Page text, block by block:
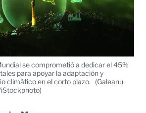
se comprometió a dedicar el 45%
para apoyar la adaptación y
climático en el corto plazo.
(Galeanu